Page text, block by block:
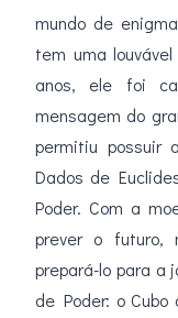
mundo de
tem uma
anos, ele foi
mensagem do
permitiu possuir
Dados de
Poder. Com a
prever o futuro,
prepará-lo para a
de Poder: o